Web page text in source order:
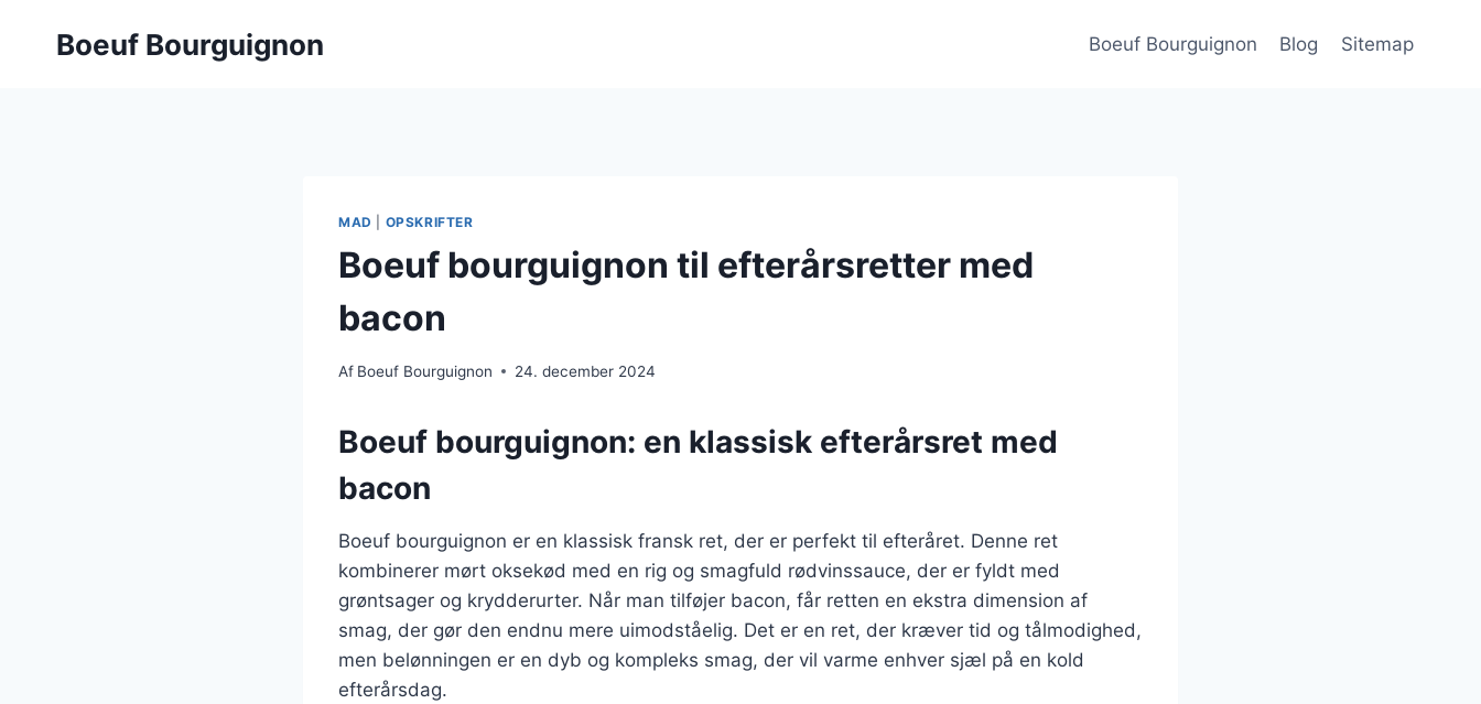
Boeuf Bourguignon Boeuf Bourguignon Blog Sitemap
MAD OPSKRIFTER
Boeuf bourguignon til efterårsretter med
bacon
Af Boeuf Bourguignon 24. december 2024
Boeuf bourguignon: en klassisk efterårsret med
bacon
Boeuf bourguignon er en klassisk fransk ret, der er perfekt til efteråret. Denne ret
kombinerer mørt oksekød med en rig og smagfuld rødvinssauce, der er fyldt med
grøntsager og krydderurter. Når man tilføjer bacon, får retten en ekstra dimension af
smag, der gør den endnu mere uimodståelig. Det er en ret, der kræver tid og tålmodighed,
men belønningen er en dyb og kompleks smag, der vil varme enhver sjæl på en kold
efterårsdag.